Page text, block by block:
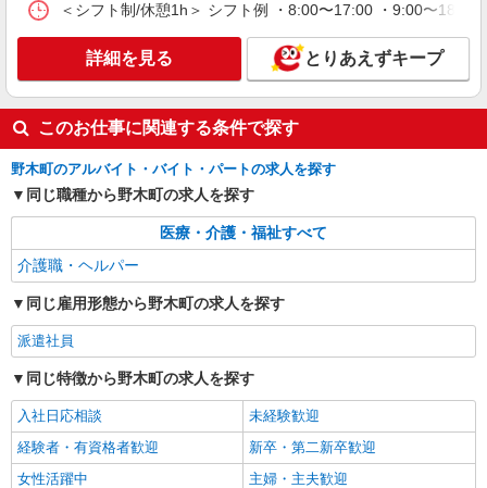
＜シフト制/休憩1h＞ シフト例 ・8:00〜17:00 ・9:00〜
詳細を見る とりあえずキープ
このお仕事に関連する条件で探す
野木町のアルバイト・バイト・パートの求人を探す
同じ職種から野木町の求人を探す
医療・介護・福祉すべて
介護職・ヘルパー
同じ雇用形態から野木町の求人を探す
派遣社員
同じ特徴から野木町の求人を探す
入社日応相談
未経験歓迎
経験者・有資格者歓迎
新卒・第二新卒歓迎
女性活躍中
主婦・主夫歓迎